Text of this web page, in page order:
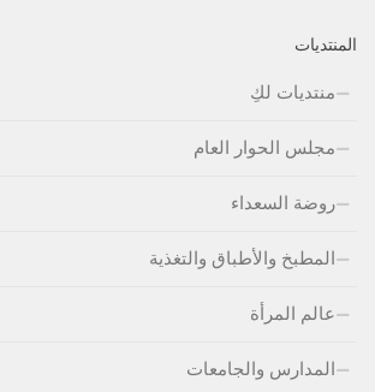
المنتديات
منتديات لكِ
مجلس الحوار العام
روضة السعداء
المطبخ والأطباق والتغذية
عالم المرأة
المدارس والجامعات